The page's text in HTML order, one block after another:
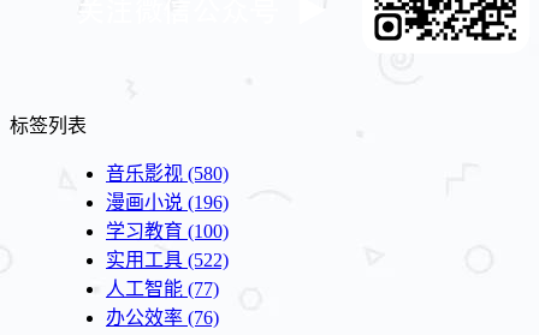
标签列表
音乐影视 (580)
漫画小说 (196)
学习教育 (100)
实用工具 (522)
人工智能 (77)
办公效率 (76)